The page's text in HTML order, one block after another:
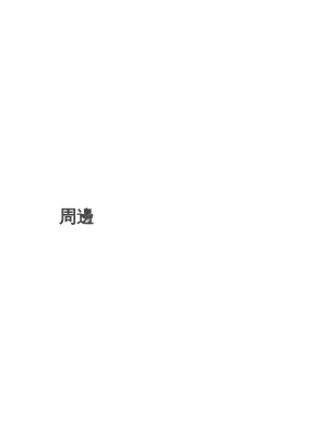
周邊